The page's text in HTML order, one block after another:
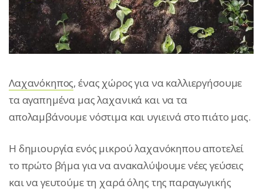
Λαχανόκηπος, ένας χώρος για να καλλιεργήσουμε
τα αγαπημένα μας λαχανικά και να τα
απολαμβάνουμε νόστιμα και υγιεινά στο πιάτο μας.
Η δημιουργία ενός μικρού λαχανόκηπου αποτελεί
το πρώτο βήμα για να ανακαλύψουμε νέες γεύσεις
και να γευτούμε τη χαρά όλης της παραγωγικής